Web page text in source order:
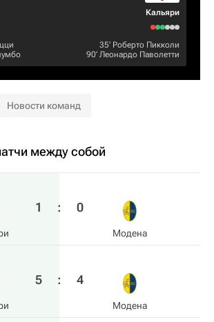
Кальяри
35‎’‎ Роберто Пикколи
90‎’‎ Леонардо Паволетти
Новости команд
между собой
1 : 0
Модена
5 : 4
Модена